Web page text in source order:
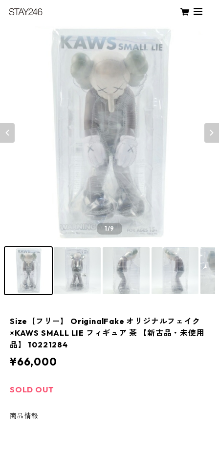
1/9
Size【フリー】 OriginalFake オリジナルフェイク
×KAWS SMALL LIE フィギュア 茶 【新古品・未使用
品】 10221284
¥66,000
SOLD OUT
商品情報